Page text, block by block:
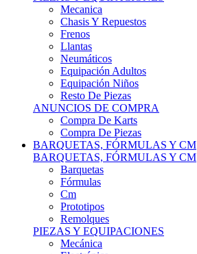
Mecanica
Chasis Y Repuestos
Frenos
Llantas
Neumáticos
Equipación Adultos
Equipación Niños
Resto De Piezas
ANUNCIOS DE COMPRA
Compra De Karts
Compra De Piezas
BARQUETAS, FÓRMULAS Y CM
BARQUETAS, FÓRMULAS Y CM
Barquetas
Fórmulas
Cm
Prototipos
Remolques
PIEZAS Y EQUIPACIONES
Mecánica